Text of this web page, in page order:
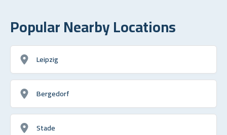
Popular Nearby Locations
Leipzig
Bergedorf
Stade